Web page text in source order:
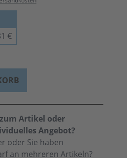
€
Artikel oder
Angebot?
oder Sie haben
an mehreren Artikeln?